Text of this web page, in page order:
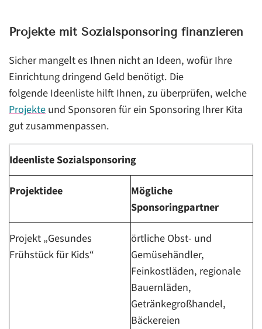
Projekte mit Sozialsponsoring finanzieren
Sicher mangelt es Ihnen nicht an Ideen, wofür Ihre
Einrichtung dringend Geld benötigt. Die
folgende Ideenliste hilft Ihnen, zu überprüfen, welche
Projekteund Sponsoren für ein Sponsoring Ihrer Kita
gut zusammenpassen.
Ideenliste Sozialsponsoring
Projektidee
Mögliche
Sponsoringpartner
Projekt „Gesundes
Frühstück für Kids“
örtliche Obst- und
Gemüsehändler,
Feinkostläden, regionale
Bauernläden,
Getränkegroßhandel,
Bäckereien